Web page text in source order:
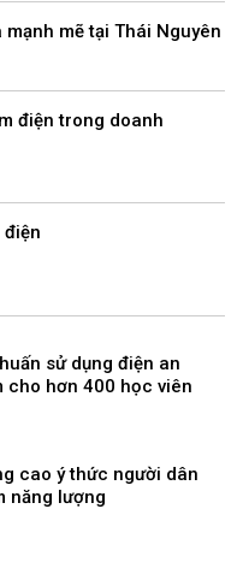
mẽ tại Thái Nguyên
điện trong doanh
điện
sử dụng điện an
cho hơn 400 học viên
cao ý thức người dân
năng lượng